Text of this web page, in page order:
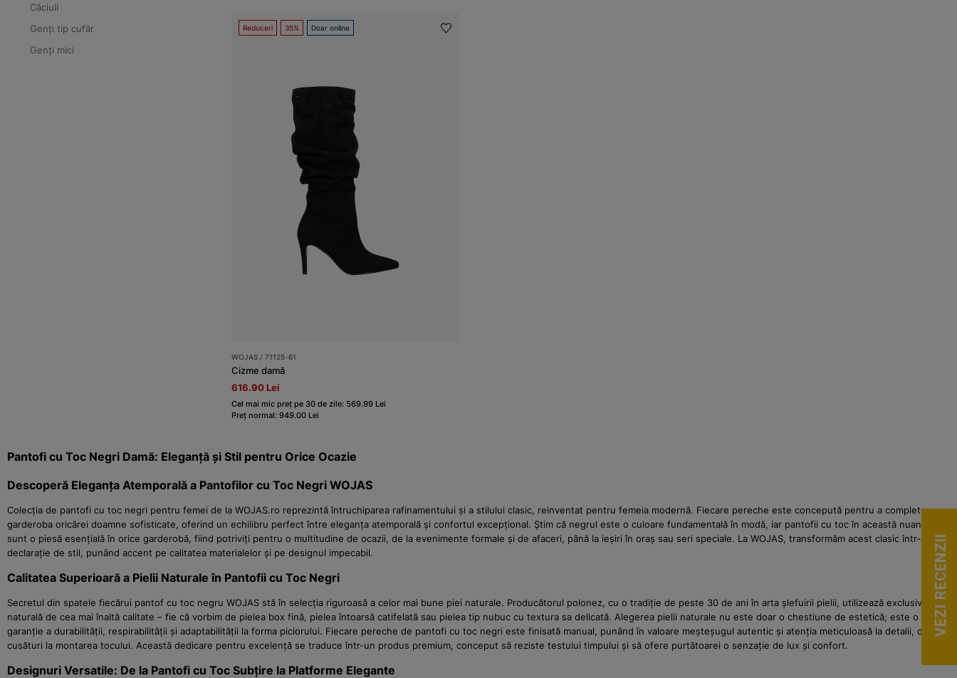
Căciuli
Genți tip cufăr
Genți mici
Reduceri 35% Doar online
WOJAS / 71125-61
Cizme damă
616.90 Lei
Cel mai mic preț pe 30 de zile: 569.99 Lei
Preț normal: 949.00 Lei
Pantofi cu Toc Negri Damă: Eleganță și Stil pentru Orice Ocazie
Descoperă Eleganța Atemporală a Pantofilor cu Toc Negri WOJAS
Colecția de pantofi cu toc negri pentru femei de la WOJAS.ro reprezintă întruchiparea rafinamentului și a stilului clasic, reinventat pentru femeia modernă. Fiecare pereche este concepută pentru a completa
garderoba oricărei doamne sofisticate, oferind un echilibru perfect între eleganța atemporală și confortul excepțional. Știm că negrul este o culoare fundamentală în modă, iar pantofii cu toc în această nuanță
sunt o piesă esențială în orice garderobă, fiind potriviți pentru o multitudine de ocazii, de la evenimente formale și de afaceri, până la ieșiri în oraș sau seri speciale. La WOJAS, transformăm acest clasic într-o
declarație de stil, punând accent pe calitatea materialelor și pe designul impecabil.
Calitatea Superioară a Pielii Naturale în Pantofii cu Toc Negri
Secretul din spatele fiecărui pantof cu toc negru WOJAS stă în selecția riguroasă a celor mai bune piei naturale. Producătorul polonez, cu o tradiție de peste 30 de ani în arta șlefuirii pielii, utilizează exclusiv piele
naturală de cea mai înaltă calitate – fie că vorbim de pielea box fină, pielea întoarsă catifelată sau pielea tip nubuc cu textura sa delicată. Alegerea pielii naturale nu este doar o chestiune de estetică; este o
garanție a durabilității, respirabilității și adaptabilității la forma piciorului. Fiecare pereche de pantofi cu toc negri este finisată manual, punând în valoare meșteșugul autentic și atenția meticuloasă la detalii, de la
cusături la montarea tocului. Această dedicare pentru excelență se traduce într-un produs premium, conceput să reziste testului timpului și să ofere purtătoarei o senzație de lux și confort.
Designuri Versatile: De la Pantofi cu Toc Subțire la Platforme Elegante
VEZI RECENZII